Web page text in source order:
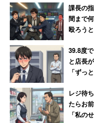
方ではなく、「管理職
いったスタンスで心に
・他人を頼る
管理職は孤独だとよく
むことはメンタル不調
た時、誰かのせいにす
思い過ぎるのではなく
課長の
間まで
殴ろう
39.8度
と店長
「ずっ
レジ待
たらお
「私の